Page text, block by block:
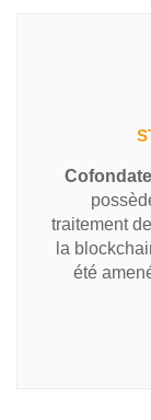
traitement
la
été